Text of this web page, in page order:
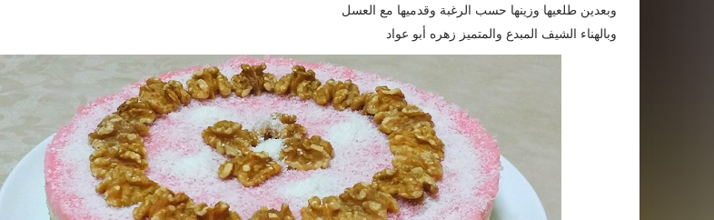
وبعدين طلعيها وزينها حسب الرغبة وقدميها مع العسل
وبالهناء الشيف المبدع والمتميز زهره أبو عواد